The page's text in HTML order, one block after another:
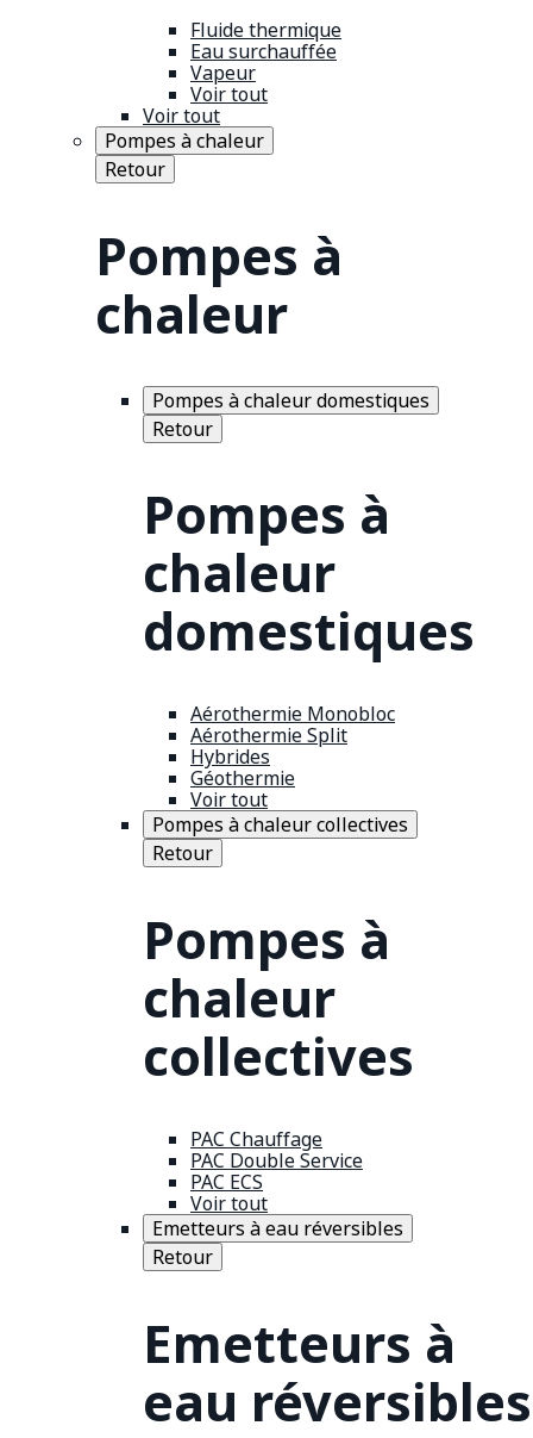
Fluide thermique
Eau surchauffée
Vapeur
Voir tout
Voir tout
Pompes à chaleur
Retour
Pompes à
chaleur
Pompes à chaleur domestiques
Retour
Pompes à
chaleur
domestiques
Aérothermie Monobloc
Aérothermie Split
Hybrides
Géothermie
Voir tout
Pompes à chaleur collectives
Retour
Pompes à
chaleur
collectives
PAC Chauffage
PAC Double Service
PAC ECS
Voir tout
Emetteurs à eau réversibles
Retour
Emetteurs à
eau réversibles